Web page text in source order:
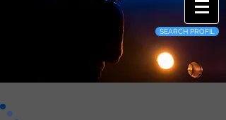
SEARCH PROFIL